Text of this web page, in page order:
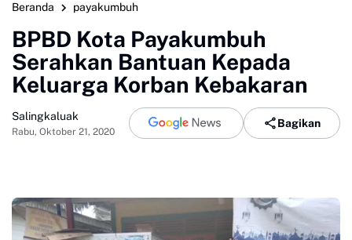
Beranda payakumbuh
BPBD Kota Payakumbuh
Serahkan Bantuan Kepada
Keluarga Korban Kebakaran
Salingkaluak
Rabu, Oktober 21, 2020
Bagikan